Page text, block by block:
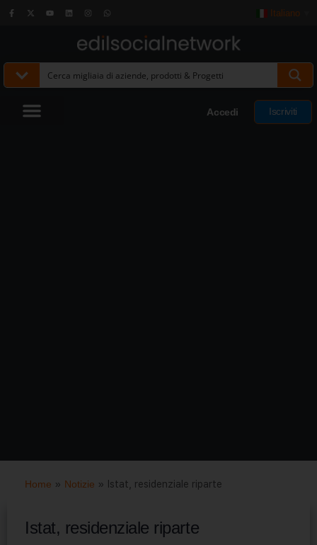
Italiano
Accedi Iscriviti
Home » Notizie » Istat, residenziale riparte
Istat, residenziale riparte